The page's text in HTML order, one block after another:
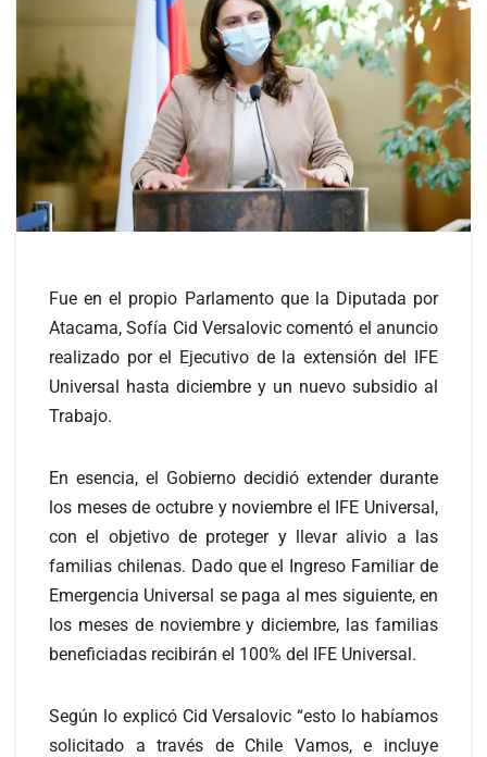
Fue en el propio Parlamento que la Diputada por
Atacama, Sofía Cid Versalovic comentó el anuncio
realizado por el Ejecutivo de la extensión del IFE
Universal hasta diciembre y un nuevo subsidio al
Trabajo.
En esencia, el Gobierno decidió extender durante
los meses de octubre y noviembre el IFE Universal,
con el objetivo de proteger y llevar alivio a las
familias chilenas. Dado que el Ingreso Familiar de
Emergencia Universal se paga al mes siguiente, en
los meses de noviembre y diciembre, las familias
beneficiadas recibirán el 100% del IFE Universal.
Según lo explicó Cid Versalovic “esto lo habíamos
solicitado a través de Chile Vamos, e incluye